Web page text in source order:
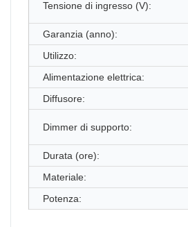
Tensione di ingresso (V):
Garanzia (anno):
Utilizzo:
Alimentazione elettrica:
Diffusore:
Dimmer di supporto:
Durata (ore):
Materiale:
Potenza: